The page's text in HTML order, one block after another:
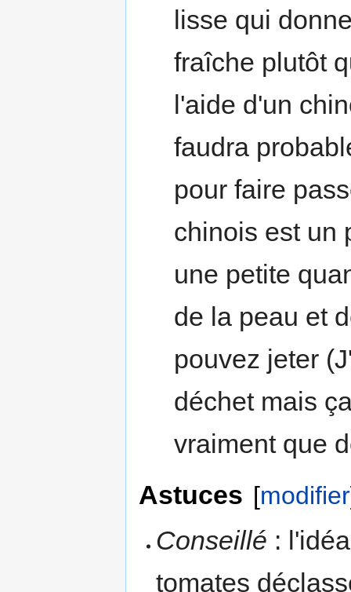
lisse qui
fraîche plutôt
l'aide d'un
faudra
pour faire
chinois est un
une petite
de la peau et
pouvez jeter
déchet mais
vraiment que
Astuces [modifier
Conseillé :
tomates